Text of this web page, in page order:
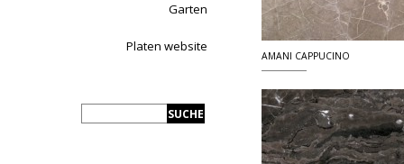
Garten
Platen website
AMANI CAPPUCINO